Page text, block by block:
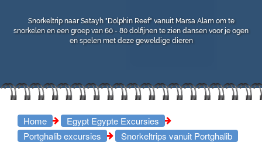
Snorkeltrip naar Satayh "Dolphin Reef" vanuit Marsa Alam om te
snorkelen en een groep van 60 - 80 dolfijnen te zien dansen voor je ogen
en spelen met deze geweldige dieren
Home
Egypt Egypte Excursies
Portghalib excursies
Snorkeltrips vanuit Portghalib